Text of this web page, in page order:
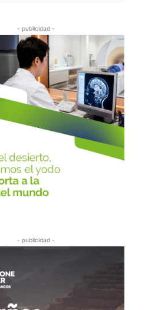
- publicidad -
- publicidad -